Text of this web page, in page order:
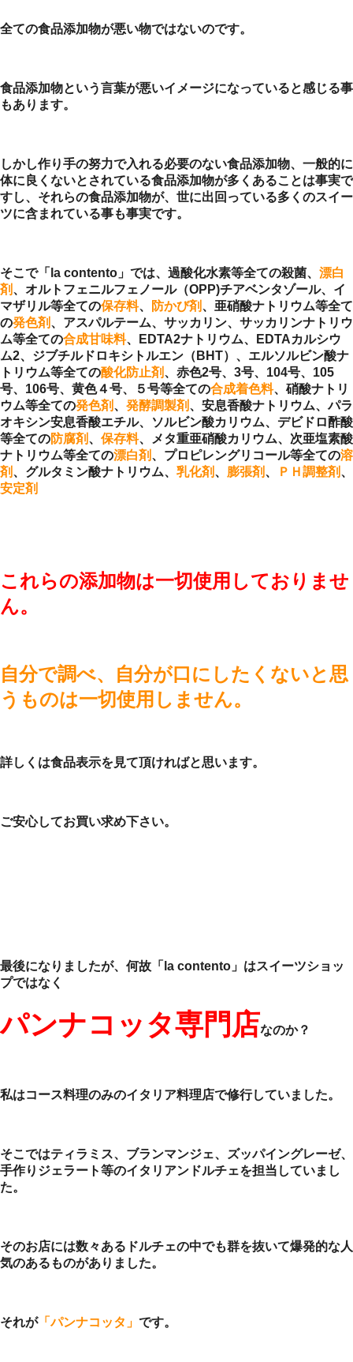
全ての食品添加物が悪い物ではないのです。
食品添加物という言葉が悪いイメージになっていると感じる事
もあります。
しかし作り手の努力で入れる必要のない食品添加物、一般的に
体に良くないとされている食品添加物が多くあることは事実で
すし、それらの食品添加物が、世に出回っている多くのスイー
ツに含まれている事も事実です。
そこで「la contento」では、過酸化水素等全ての殺菌、 漂白
剤 、オルトフェニルフェノール（OPP)チアベンタゾール、イ
マザリル等全ての保存料、 防かび剤 、亜硝酸ナトリウム等全て
の発色剤 、アスパルテーム、サッカリン、サッカリンナトリウ
ム等全ての合成甘味料、EDTA2ナトリウム、EDTAカルシウ
ム2、ジブチルドロキシトルエン（BHT）、エルソルビン酸ナ
トリウム等全ての酸化防止剤 、赤色2号、3号、104号、105
号、106号、黄色４号、５号等全ての合成着色料、硝酸ナトリ
ウム等全ての発色剤 、 発酵調製剤 、安息香酸ナトリウム、パラ
オキシン安息香酸エチル、ソルビン酸カリウム、デビドロ酢酸
等全ての防腐剤 、 保存料、メタ重亜硝酸カリウム、次亜塩素酸
ナトリウム等全ての漂白剤 、プロピレングリコール等全ての溶
剤 、グルタミン酸ナトリウム、 乳化剤 、 膨張剤 、 ＰＨ調整剤 、
安定剤
これらの添加物は一切使用しておりませ
ん。
自分で調べ、自分が口にしたくないと思
うものは一切使用しません。
詳しくは食品表示を見て頂ければと思います。
ご安心してお買い求め下さい。
最後になりましたが、何故「la contento」はスイーツショッ
プではなく
パンナコッタ専門店なのか？
私はコース料理のみのイタリア料理店で修行していました。
そこではティラミス、ブランマンジェ、ズッパイングレーゼ、
手作りジェラート等のイタリアンドルチェを担当していまし
た。
そのお店には数々あるドルチェの中でも群を抜いて爆発的な人
気のあるものがありました。
それが「パンナコッタ」 です。